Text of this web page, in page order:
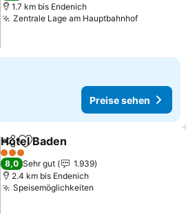
1.7 km bis Endenich
Zentrale Lage am Hauptbahnhof
Preise sehen
TeilenZu Favoriten hinzufügen
Hotel Baden
3 Sterne
8,0 Sehr gut
1.939
2.4 km bis Endenich
Speisemöglichkeiten